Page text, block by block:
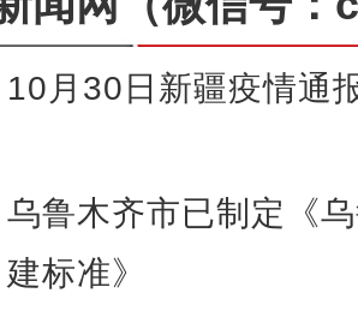
10月30日新疆疫情通
乌鲁木齐市已制定《
建标准》